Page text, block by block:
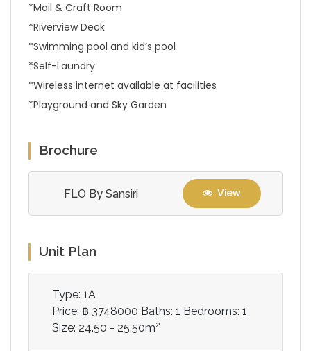
*Mail & Craft Room
*Riverview Deck
*Swimming pool and kid’s pool
*Self-Laundry
*Wireless internet available at facilities
*Playground and Sky Garden
Brochure
FLO By Sansiri View
Unit Plan
Type: 1A
Price: ฿ 3748000
Baths: 1
Bedrooms: 1
Size: 24.50 - 25.50m2